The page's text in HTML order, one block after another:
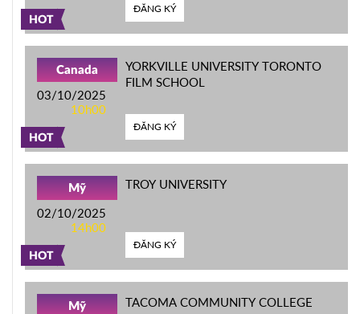
HOT
ĐĂNG KÝ
HOT
Canada
03/10/2025
10h00
YORKVILLE UNIVERSITY TORONTO
FILM SCHOOL
ĐĂNG KÝ
HOT
Mỹ
02/10/2025
14h00
TROY UNIVERSITY
ĐĂNG KÝ
Mỹ TACOMA COMMUNITY COLLEGE